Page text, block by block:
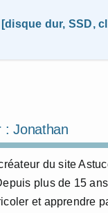
dur, SSD,
:Jonathan
du site
plus de 15
et apprendre